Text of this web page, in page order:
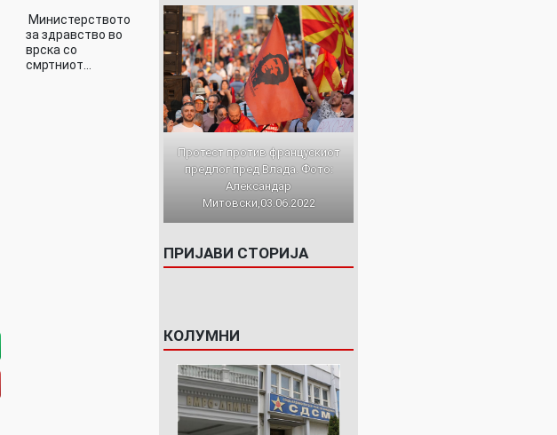
Министерството
за здравство во
врска со
смртниот…
Протест против францускиот
предлог пред Влада. Фото:
Александар
Митовски,03.06.2022
ПРИЈАВИ СТОРИЈА
КОЛУМНИ